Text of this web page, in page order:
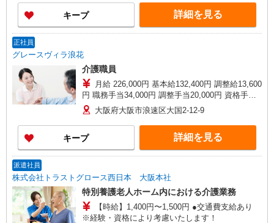
り 年1回（規定あり） 試用期間3か月（条件同
じ）
キープ 詳細を見る
正社員
グレースヴィラ浪花
介護職員
月給 226,000円 基本給132,400円 調整給13,600
円 職務手当34,000円 調整手当20,000円 資格手当
10,000円（介護福祉士資格保有者） 試用期間3ヶ
月中：月給200,000円（処遇改善手当を含まない）
試用期間3か月経過後：処遇改善手当16,000円 ※
処遇改善手当の金額は、一例となります。 社内
評価結果によって変動します。
大阪府大阪市浪速区大国2-12-9
キープ 詳細を見る
派遣社員
株式会社トラストグロース西日本 大阪本社
特別養護老人ホーム内における介護業務
【時給】1,400円〜1,500円 ●交通費支給あり
※経験・資格により考慮いたします！